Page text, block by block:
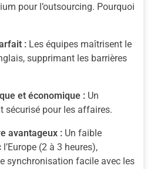
pour l’outsourcing. Pourquoi
: Les équipes maîtrisent le
supprimant les barrières
et économique : Un
sécurisé pour les affaires.
avantageux : Un faible
(2 à 3 heures),
synchronisation facile avec les